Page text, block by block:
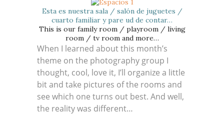
Esta es nuestra sala / salón de juguetes /
cuarto familiar y pare ud de contar…
This is our family room / playroom / living
room / tv room and more…
When I learned about this month’s
theme on the photography group I
thought, cool, love it, I’ll organize a little
bit and take pictures of the rooms and
see which one turns out best. And well,
the reality was different…